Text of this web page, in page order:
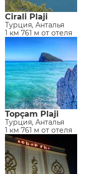
Cirali Plaji
Турция, Анталья
1 км 761 м от отеля
Topçam Plaji
Турция, Анталья
1 км 761 м от отеля